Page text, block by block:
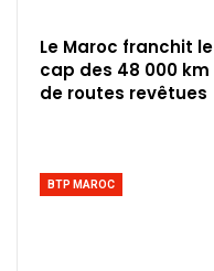
Le Maroc franchit le
cap des 48 000 km
de routes revêtues
BTP MAROC